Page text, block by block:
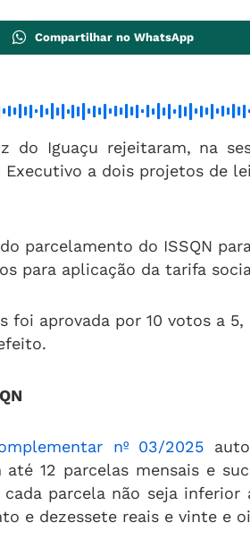
Compartilhar no WhatsApp
do Iguaçu rejeitaram, na
Executivo a dois projetos de
parcelamento do ISSQN
para aplicação da tarifa
foi aprovada por 10 votos a
nº 03/2025
até 12 parcelas mensais e
parcela não seja inferior
e dezessete reais e vinte e